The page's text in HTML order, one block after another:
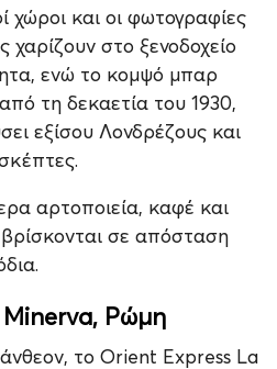
χώροι και οι φωτογραφίες
χαρίζουν στο ξενοδοχείο
ενώ το κομψό μπαρ
τη δεκαετία του 1930,
εξίσου Λονδρέζους και
αρτοποιεία, καφέ και
σε απόσταση
Ρώμη
το Orient Express La